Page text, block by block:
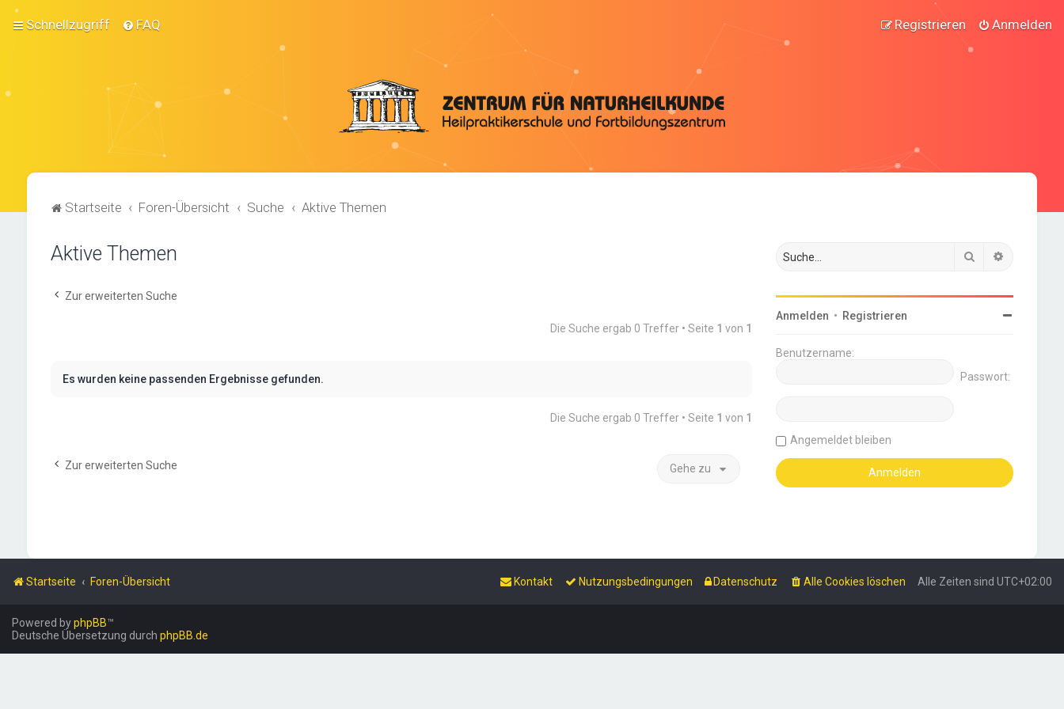
Schnellzugriff FAQ Anmelden
Registrieren
Startseite Foren-Übersicht Suche Aktive Themen
Aktive Themen
Zur erweiterten Suche
Die Suche ergab 0 Treffer • Seite 1 von 1
Es wurden keine passenden Ergebnisse gefunden.
Die Suche ergab 0 Treffer • Seite 1 von 1
Zur erweiterten Suche Gehe zu
Suche
Anmelden • Registrieren
Benutzername:
Passwort:
Angemeldet bleiben
Startseite Foren-Übersicht Alle Zeiten sind UTC+02:00
Alle Cookies löschen
Datenschutz
Nutzungsbedingungen
Kontakt
Powered byphpBB™
Deutsche Übersetzung durch phpBB.de